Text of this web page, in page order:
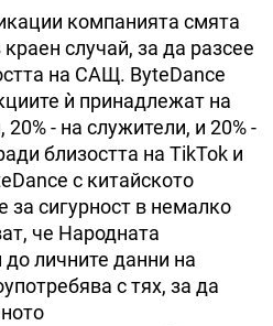
компанията смята
случай, за да разсее
на САЩ. ByteDance
ѝ принадлежат на
- на служители, и 20% -
близостта на TikTok и
с китайското
за сигурност в немалко
че Народната
личните данни на
с тях, за да